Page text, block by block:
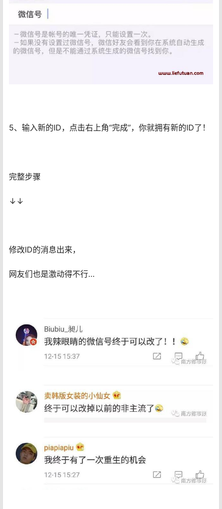
5、输入新的ID，点击右上角“完成”，你就拥有新的ID了！
完整步骤
↓↓
修改ID的消息出来，
网友们也是激动得不行…